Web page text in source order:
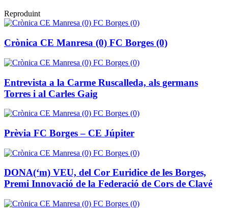
Reproduint
Crònica CE Manresa (0) FC Borges (0)
Entrevista a la Carme Ruscalleda, als germans
Torres i al Carles Gaig
Prèvia FC Borges – CE Júpiter
DONA(‘m) VEU, del Cor Euridice de les Borges,
Premi Innovació de la Federació de Cors de Clavé